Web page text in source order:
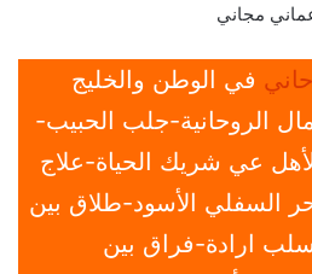
مجاني
في الوطن والخليج
الروحانية-جلب الحبيب-
عي شريك الحياة-علاج
السفلي الأسود-طلاق بين
ارادة-فراق بين